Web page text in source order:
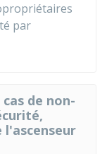
par
de non-